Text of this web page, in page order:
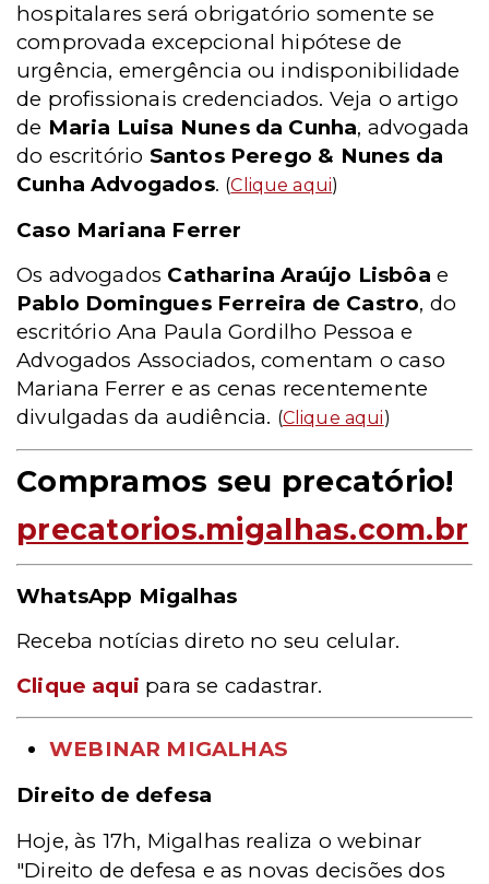
hospitalares será obrigatório somente se
comprovada excepcional hipótese de
urgência, emergência ou indisponibilidade
de profissionais credenciados. Veja o artigo
de Maria Luisa Nunes da Cunha, advogada
do escritório Santos Perego & Nunes da
Cunha Advogados. (Clique aqui)
Caso Mariana Ferrer
Os advogados Catharina Araújo Lisbôa e
Pablo Domingues Ferreira de Castro, do
escritório Ana Paula Gordilho Pessoa e
Advogados Associados, comentam o caso
Mariana Ferrer e as cenas recentemente
divulgadas da audiência. (Clique aqui)
Compramos seu precatório!
precatorios.migalhas.com.br
WhatsApp Migalhas
Receba notícias direto no seu celular.
Clique aqui para se cadastrar.
WEBINAR MIGALHAS
Direito de defesa
Hoje, às 17h, Migalhas realiza o webinar
"Direito de defesa e as novas decisões dos